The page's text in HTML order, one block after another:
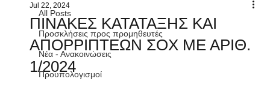
All Posts
Προσκλήσεις προς προμηθευτές
Νέα - Ανακοινώσεις
Προυπολογισμοί
ΠΙΝΑΚΕΣ ΚΑΤΑΤΑΞΗΣ ΚΑΙ
ΑΠΟΡΡΙΠΤΕΩΝ ΣΟΧ ΜΕ ΑΡΙΘ.
1/2024
Jul 22, 2024